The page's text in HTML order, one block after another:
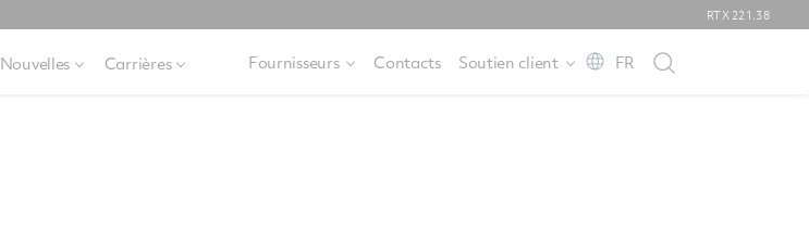
RTX 221.38
Nouvelles Carrières Fournisseurs Contacts Soutien client FR